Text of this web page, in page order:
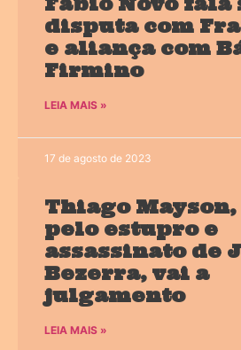
disputa com
e aliança com
Firmino
LEIA MAIS »
17 de agosto de 2023
Thiago Mayson,
pelo estupro e
assassinato de
Bezerra, vai a
julgamento
LEIA MAIS »